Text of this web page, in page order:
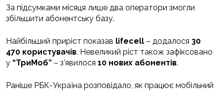
За підсумками місяця лише два оператори змогли
збільшити абонентську базу.
Найбільший приріст показав lifecell – додалося 30
470 користувачів. Невеликий ріст також зафіксовано
у “ТриМоб” – з’явилося 10 нових абонентів.
Раніше РБК-Україна розповідало, як працює мобільний